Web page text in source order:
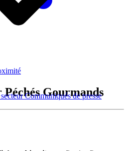
Communiqués de presse
Gourmands